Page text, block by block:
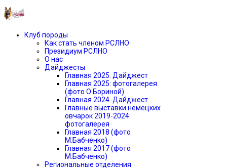
Клуб породы
Как стать членом РСЛНО
Президиум РСЛНО
О нас
Дайджесты
Главная 2025. Дайджест
Главная 2025: фотогалерея
(фото О.Бориной)
Главная 2024. Дайджест
Главные выставки немецких
овчарок 2019-2024:
фотогалерея
Главная 2018 (фото
М.Бабченко)
Главная 2017 (фото
М.Бабченко)
Региональные отделения